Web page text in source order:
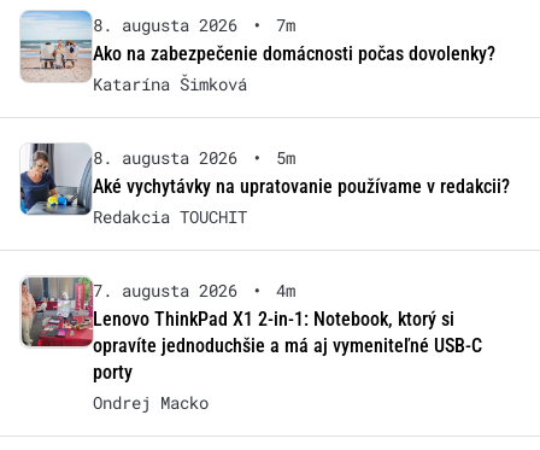
8. augusta 2026 •
7m
Ako na zabezpečenie domácnosti počas dovolenky?
Katarína Šimková
8. augusta 2026 •
5m
Aké vychytávky na upratovanie používame v redakcii?
Redakcia TOUCHIT
7. augusta 2026 •
4m
Lenovo ThinkPad X1 2-in-1: Notebook, ktorý si
opravíte jednoduchšie a má aj vymeniteľné USB-C
porty
Ondrej Macko